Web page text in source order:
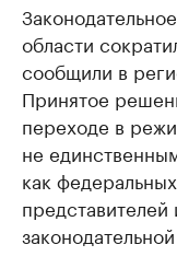
области
сообщили в
Принятое
переходе в
не
как